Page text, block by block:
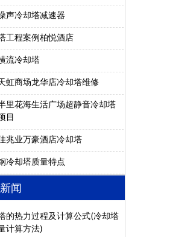
声冷却塔减速器
工程案例柏悦酒店
流冷却塔
虹商场龙华店冷却塔维修
里花海生活广场超静音冷却塔
目
兆业万豪酒店冷却塔
冷却塔质量特点
闻
的热力过程及计算公式(冷却塔
计算方法)